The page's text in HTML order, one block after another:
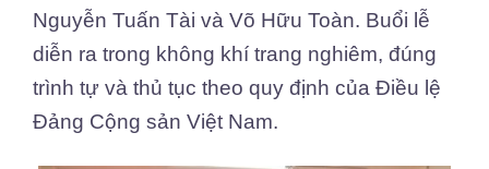
Nguyễn Tuấn Tài và Võ Hữu Toàn. Buổi lễ
diễn ra trong không khí trang nghiêm, đúng
trình tự và thủ tục theo quy định của Điều lệ
Đảng Cộng sản Việt Nam.